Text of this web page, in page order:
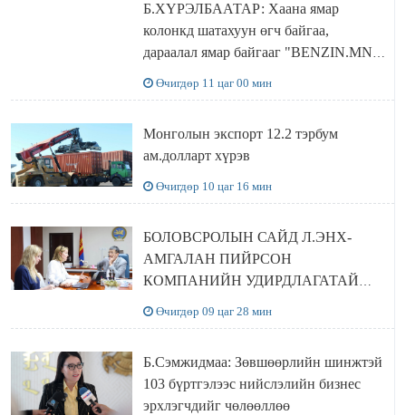
Б.ХҮРЭЛБААТАР: Хаана ямар
колонкд шатахуун өгч байгаа,
дараалал ямар байгааг "BENZIN.MN”
Өчигдөр 11 цаг 00 мин
Монголын экспорт 12.2 тэрбум
ам.долларт хүрэв
Өчигдөр 10 цаг 16 мин
БОЛОВСРОЛЫН САЙД Л.ЭНХ-
АМГАЛАН ПИЙРСОН
КОМПАНИЙН УДИРДЛАГАТАЙ
Өчигдөр 09 цаг 28 мин
Б.Сэмжидмаа: Зөвшөөрлийн шинжтэй
103 бүртгэлээс нийслэлийн бизнес
эрхлэгчдийг чөлөөллөө